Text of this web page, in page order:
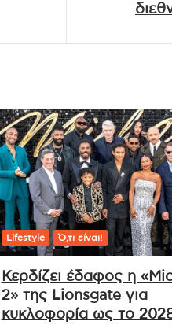
Lifestyle Ό,τι είναι!
Κερδίζει έδαφος η
2» της Lionsgate για
κυκλοφορία ως το